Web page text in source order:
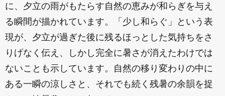
に、夕立の雨がもたらす自然の恵みが和らぎを与え
る瞬間が描かれています。「少し和らぐ」という表
現が、夕立が過ぎた後に残るほっとした気持ちをさ
りげなく伝え、しかし完全に暑さが消えたわけでは
ないことも示しています。自然の移り変わりの中に
ある一瞬の涼しさと、それでも続く残暑の余韻を捉